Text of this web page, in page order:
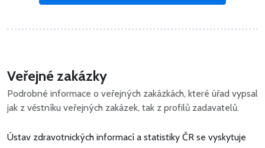
Veřejné zakázky
Podrobné informace o veřejných zakázkách, které úřad vypsal
jak z věstníku veřejných zakázek, tak z profilů zadavatelů.
Ústav zdravotnických informací a statistiky ČR se vyskytuje